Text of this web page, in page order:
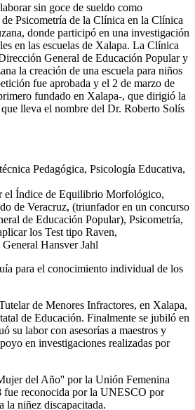
sin goce de sueldo como
de Psicometría de la Clínica en la Clínica
donde participó en una investigación
en las escuelas de Xalapa. La Clínica
General de Educación Popular y
la creación de una escuela para niños
fue aprobada y el 2 de marzo de
fundado en Xalapa-, que dirigió la
lleva el nombre del Dr. Roberto Solís
Pedagógica, Psicología Educativa,
el Índice de Equilibrio Morfológico,
de Veracruz, (triunfador en un concurso
de Educación Popular), Psicometría,
los Test tipo Raven,
Hansver Jahl
para el conocimiento individual de los
de Menores Infractores, en Xalapa,
de Educación. Finalmente se jubiló en
su labor con asesorías a maestros y
en investigaciones realizadas por
del Año'' por la Unión Femenina
fue reconocida por la UNESCO por
la niñez discapacitada.